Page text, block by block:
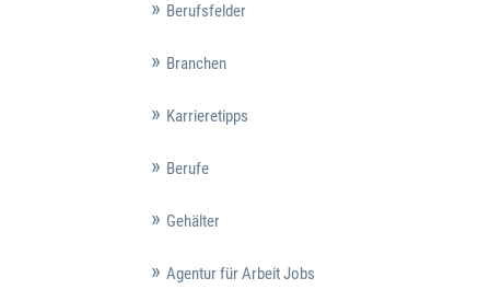
Berufsfelder
Branchen
Karrieretipps
Berufe
Gehälter
Agentur für Arbeit Jobs